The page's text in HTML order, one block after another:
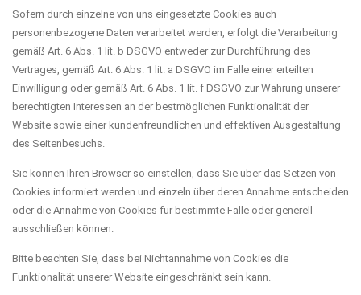
Sofern durch einzelne von uns eingesetzte Cookies auch
personenbezogene Daten verarbeitet werden, erfolgt die Verarbeitung
gemäß Art. 6 Abs. 1 lit. b DSGVO entweder zur Durchführung des
Vertrages, gemäß Art. 6 Abs. 1 lit. a DSGVO im Falle einer erteilten
Einwilligung oder gemäß Art. 6 Abs. 1 lit. f DSGVO zur Wahrung unserer
berechtigten Interessen an der bestmöglichen Funktionalität der
Website sowie einer kundenfreundlichen und effektiven Ausgestaltung
des Seitenbesuchs.
Sie können Ihren Browser so einstellen, dass Sie über das Setzen von
Cookies informiert werden und einzeln über deren Annahme entscheiden
oder die Annahme von Cookies für bestimmte Fälle oder generell
ausschließen können.
Bitte beachten Sie, dass bei Nichtannahme von Cookies die
Funktionalität unserer Website eingeschränkt sein kann.